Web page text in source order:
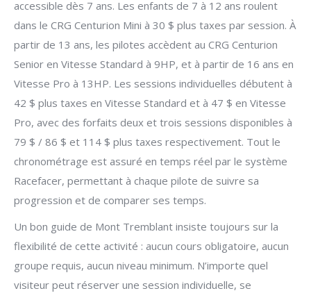
accessible dès 7 ans. Les enfants de 7 à 12 ans roulent
dans le CRG Centurion Mini à 30 $ plus taxes par session. À
partir de 13 ans, les pilotes accèdent au CRG Centurion
Senior en Vitesse Standard à 9HP, et à partir de 16 ans en
Vitesse Pro à 13HP. Les sessions individuelles débutent à
42 $ plus taxes en Vitesse Standard et à 47 $ en Vitesse
Pro, avec des forfaits deux et trois sessions disponibles à
79 $ / 86 $ et 114 $ plus taxes respectivement. Tout le
chronométrage est assuré en temps réel par le système
Racefacer, permettant à chaque pilote de suivre sa
progression et de comparer ses temps.
Un bon guide de Mont Tremblant insiste toujours sur la
flexibilité de cette activité : aucun cours obligatoire, aucun
groupe requis, aucun niveau minimum. N’importe quel
visiteur peut réserver une session individuelle, se